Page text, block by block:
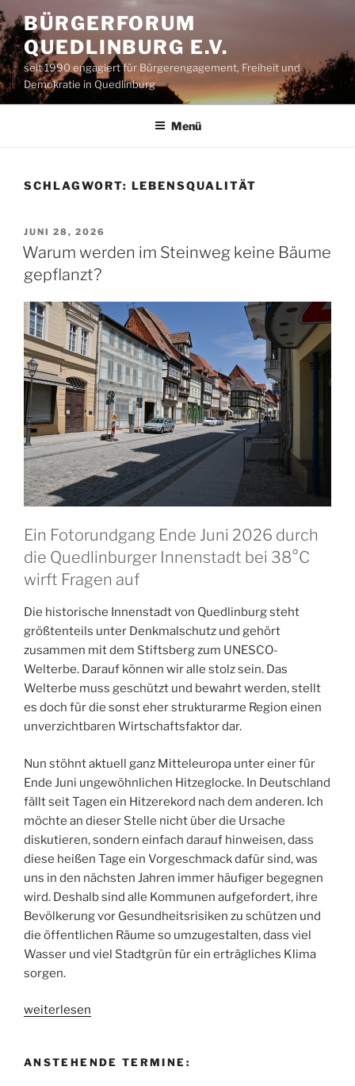
Zum
Inhalt
springen
BÜRGERFORUM
QUEDLINBURG E.V.
seit 1990 engagiert für Bürgerengagement, Freiheit und
Demokratie in Quedlinburg
Menü
SCHLAGWORT: LEBENSQUALITÄT
VERÖFFENTLICHT
AM
JUNI 28, 2026
Warum werden im Steinweg keine Bäume
gepflanzt?
Ein Fotorundgang Ende Juni 2026 durch
die Quedlinburger Innenstadt bei 38°C
wirft Fragen auf
Die historische Innenstadt von Quedlinburg steht
größtenteils unter Denkmalschutz und gehört
zusammen mit dem Stiftsberg zum UNESCO-
Welterbe. Darauf können wir alle stolz sein. Das
Welterbe muss geschützt und bewahrt werden, stellt
es doch für die sonst eher strukturarme Region einen
unverzichtbaren Wirtschaftsfaktor dar.
Nun stöhnt aktuell ganz Mitteleuropa unter einer für
Ende Juni ungewöhnlichen Hitzeglocke. In Deutschland
fällt seit Tagen ein Hitzerekord nach dem anderen. Ich
möchte an dieser Stelle nicht über die Ursache
diskutieren, sondern einfach darauf hinweisen, dass
diese heißen Tage ein Vorgeschmack dafür sind, was
uns in den nächsten Jahren immer häufiger begegnen
wird. Deshalb sind alle Kommunen aufgefordert, ihre
Bevölkerung vor Gesundheitsrisiken zu schützen und
die öffentlichen Räume so umzugestalten, dass viel
Wasser und viel Stadtgrün für ein erträgliches Klima
sorgen.
„Warum
Steinweg
weiterlesen
ANSTEHENDE TERMINE: